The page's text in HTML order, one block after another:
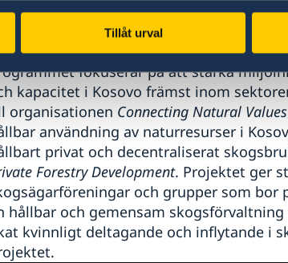
Tillåt urval
skyddsområden.
stödjer den miljöinriktade
fokuserar på att stärka
kapacitet i Kosovo främst inom
organisationen Connecting Natural
användning av naturresurser i
privat och decentraliserat
Forestry Development. Projektet ger
och grupper som bor
hållbar och gemensam
kvinnligt deltagande och inflytande i